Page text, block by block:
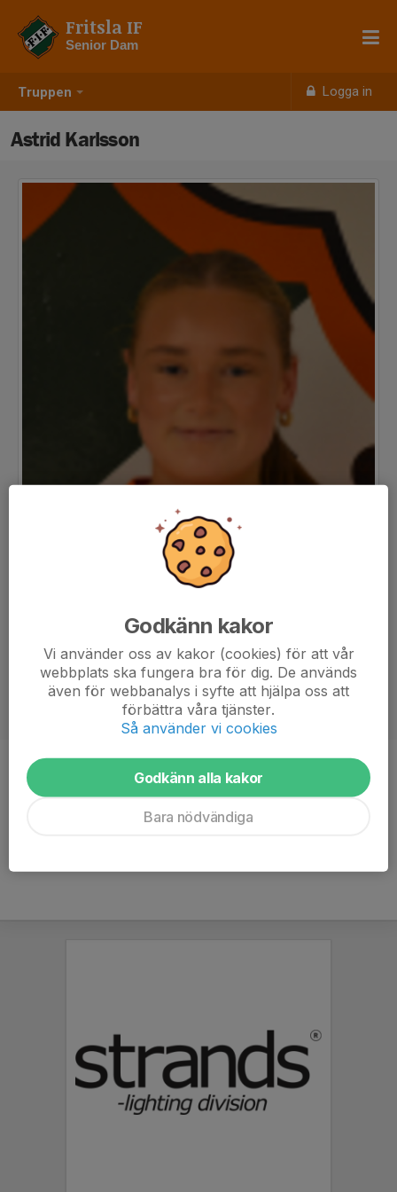
Truppen Logga in
Fritsla IF
Senior Dam
Astrid Karlsson
Position
-
Ålder
16 år
Godkänn kakor
Vi använder oss av kakor (cookies) för att vår
webbplats ska fungera bra för dig. De används
även för webbanalys i syfte att hjälpa oss att
förbättra våra tjänster.
Så använder vi cookies
Godkänn alla kakor
Bara nödvändiga